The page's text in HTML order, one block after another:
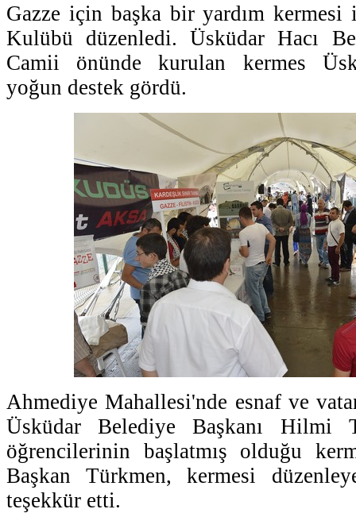
Gazze için başka bir yardım
Kulübü düzenledi. Üsküdar Hacı
Camii önünde kurulan kermes
yoğun destek gördü.
Ahmediye Mahallesi'nde esnaf ve
Üsküdar Belediye Başkanı Hilmi
öğrencilerinin başlatmış olduğu
Başkan Türkmen, kermesi
teşekkür etti.